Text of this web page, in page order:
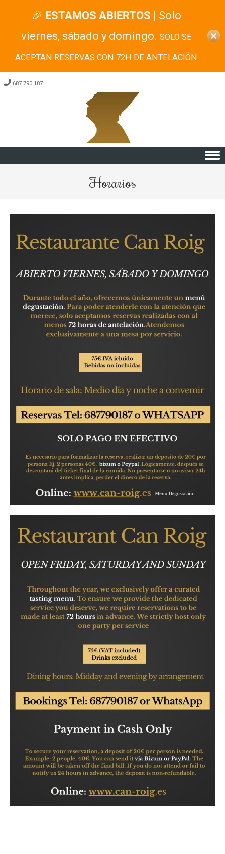
687 790 187
Horarios
🎉 ESTAMOS ABIERTOS | Solo
viernes, sábado y domingo. SOLO SE
ACEPTAN RESERVAS CON 72H DE ANTELACIÓN